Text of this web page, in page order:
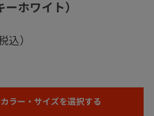
ーホワイト）
カラー・サイズを選択する